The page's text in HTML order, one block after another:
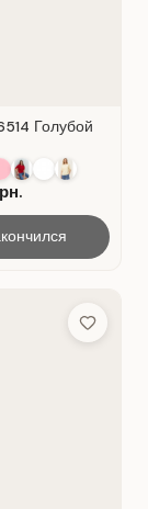
Голубой
Add to